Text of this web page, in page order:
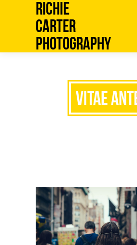
Richie
Carter
Photography
Vitae